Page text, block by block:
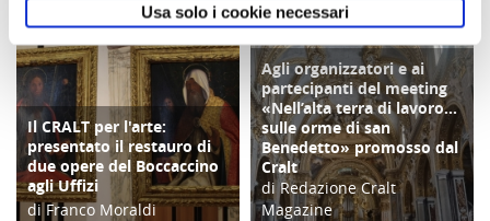
Usa solo i cookie necessari
CULTURA/ARTE
Il CRALT per l'arte:
presentato il restauro di
due opere del Boccaccino
agli Uffizi
di Franco Moraldi
COPERTINA
Agli organizzatori e ai
partecipanti del meeting
«Nell’alta terra di lavoro…
sulle orme di san
Benedetto» promosso dal
Cralt
di Redazione Cralt
Magazine